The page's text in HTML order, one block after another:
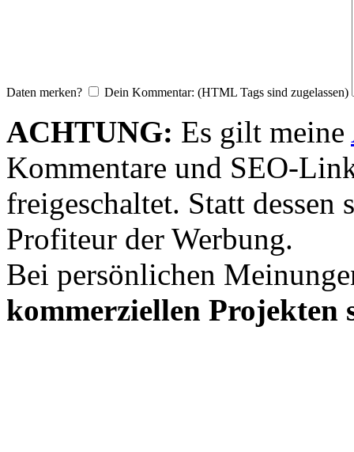
Daten merken? Dein Kommentar: (HTML Tags sind zugelassen)
ACHTUNG: Es gilt meine
Kommentare und SEO-
freigeschaltet. Statt dessen
Profiteur der Werbung.
Bei persönlichen
kommerziellen Projekten